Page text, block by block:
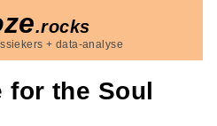
.rocks
+ data-analyse
for the Soul